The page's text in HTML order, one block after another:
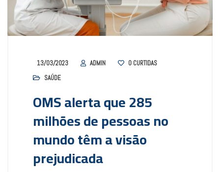
13/03/2023 ADMIN 0 CURTIDAS
SAÚDE
OMS alerta que 285
milhões de pessoas no
mundo têm a visão
prejudicada